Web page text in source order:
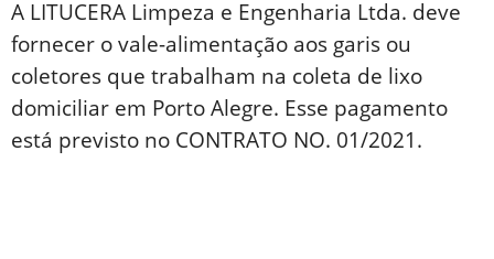
A LITUCERA Limpeza e Engenharia Ltda. deve
fornecer o vale-alimentação aos garis ou
coletores que trabalham na coleta de lixo
domiciliar em Porto Alegre. Esse pagamento
está previsto no CONTRATO NO. 01/2021.